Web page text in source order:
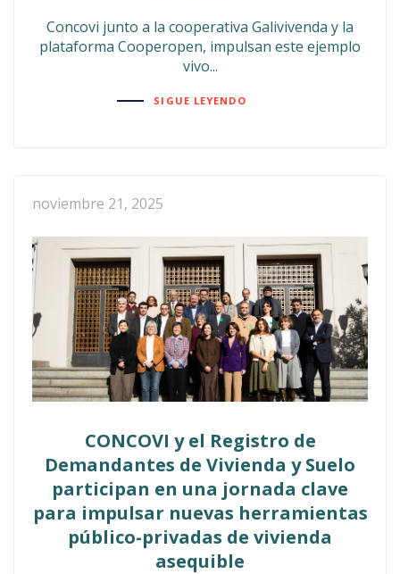
Concovi junto a la cooperativa Galivivenda y la
plataforma Cooperopen, impulsan este ejemplo
vivo...
SIGUE LEYENDO
noviembre 21, 2025
CONCOVI y el Registro de
Demandantes de Vivienda y Suelo
participan en una jornada clave
para impulsar nuevas herramientas
público-privadas de vivienda
asequible